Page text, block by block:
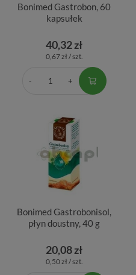
Bonimed Gastrobon, 60
kapsułek
40,32 zł
0,67 zł / szt.
Bonimed Gastrobonisol,
płyn doustny, 40 g
20,08 zł
0,50 zł / szt.